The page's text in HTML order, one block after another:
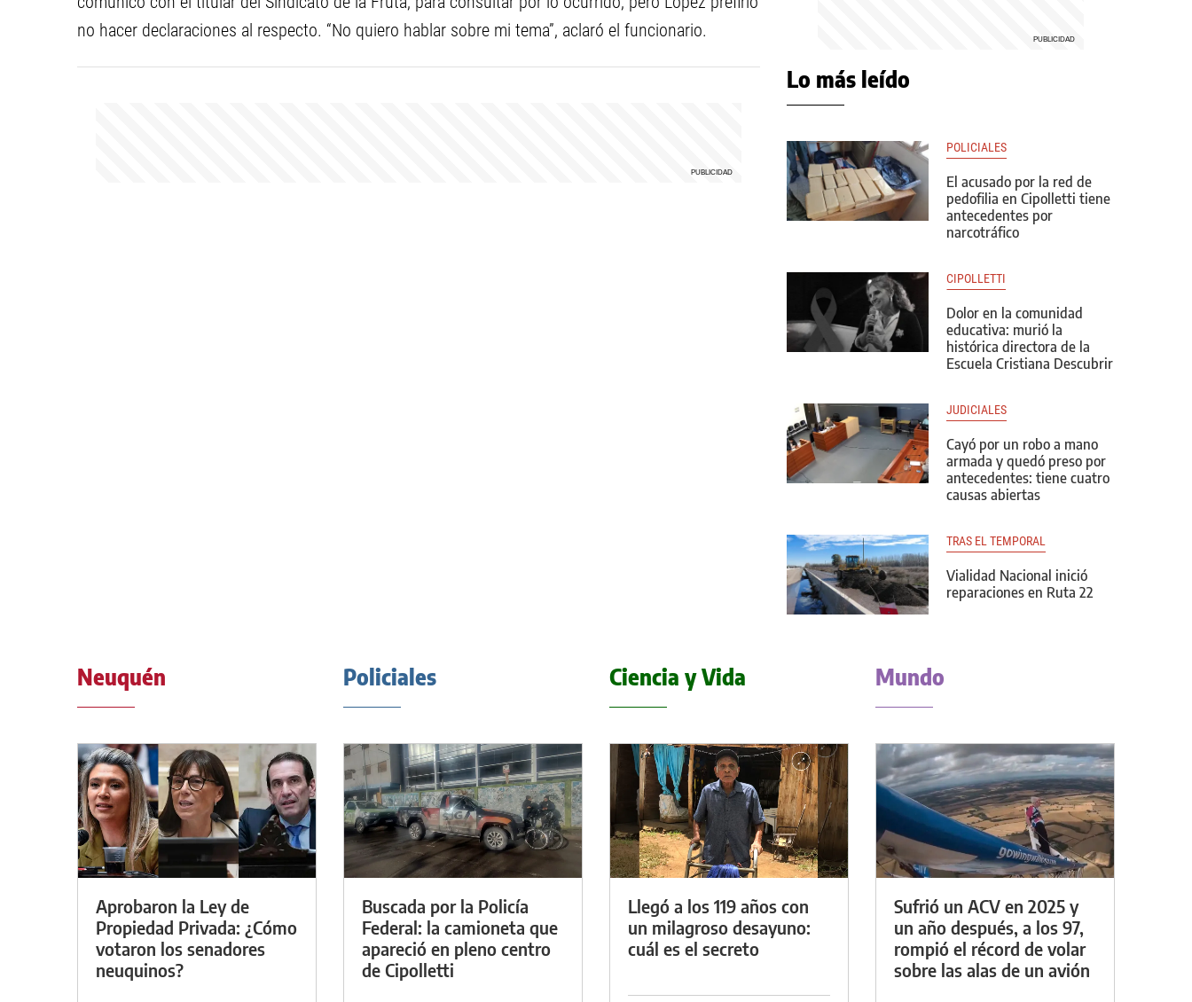
no hacer declaraciones al respecto. “No quiero hablar sobre mi tema”, aclaró el funcionario.
Lo más leído
POLICIALES
El acusado por la red de
pedofilia en Cipolletti tiene
antecedentes por
narcotráfico
CIPOLLETTI
Dolor en la comunidad
educativa: murió la
histórica directora de la
Escuela Cristiana Descubrir
JUDICIALES
Cayó por un robo a mano
armada y quedó preso por
antecedentes: tiene cuatro
causas abiertas
TRAS EL TEMPORAL
Vialidad Nacional inició
reparaciones en Ruta 22
Neuquén
Aprobaron la Ley de
Propiedad Privada: ¿Cómo
votaron los senadores
neuquinos?
Policiales
Buscada por la Policía
Federal: la camioneta que
apareció en pleno centro
de Cipolletti
Ciencia y Vida
Llegó a los 119 años con
un milagroso desayuno:
cuál es el secreto
Mundo
Sufrió un ACV en 2025 y
un año después, a los 97,
rompió el récord de volar
sobre las alas de un avión